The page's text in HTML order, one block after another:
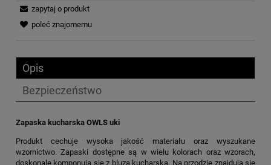
zapytaj o produkt
poleć znajomemu
Opis
Bezpieczeństwo
Zapaska kucharska OWLS uki
Produkt cechuje wysoka jakość materiału oraz wyszukane
wzornictwo. Zapaski dostępne są w wielu kolorach oraz wzorach,
doskonale komponują się z bluzą kucharską. Na przodzie znajdują się